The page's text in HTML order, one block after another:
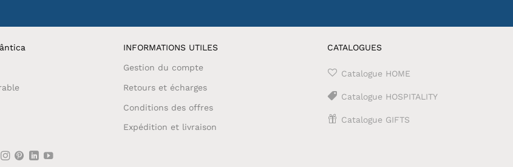
INFORMATIONS UTILES
Gestion du compte
Retours et écharges
Conditions des offres
Expédition et livraison
CATALOGUES
Catalogue HOME
Catalogue HOSPITALITY
Catalogue GIFTS